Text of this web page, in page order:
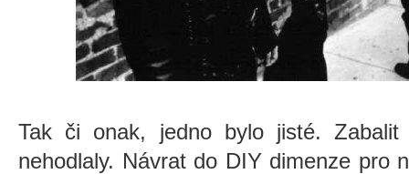
Tak či onak, jedno bylo jisté.
nehodlaly. Návrat do DIY dimenze pro